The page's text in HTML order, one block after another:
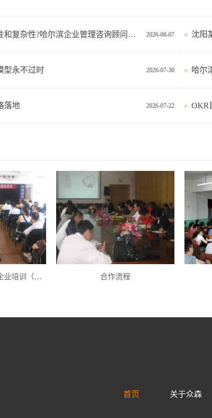
2026-08-07
如何应对不确定性和复杂性?哈尔滨企业管理咨询顾问这样看! 沈阳
2026-07-30
型永不过时 哈尔
2026-07-22
落地 OKR
2026年黑龙江哈尔滨企业培训（内训）课程表 合作流程
首页 关于众森